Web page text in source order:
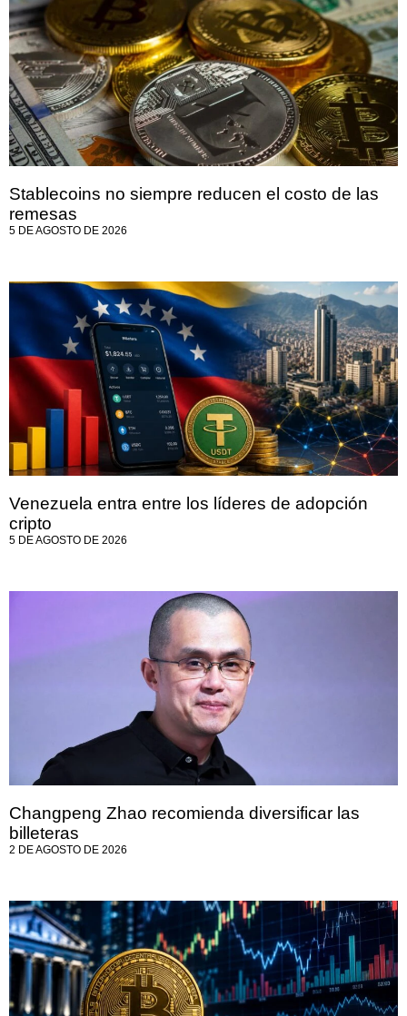
Stablecoins no siempre reducen el costo de las
remesas
5 DE AGOSTO DE 2026
Venezuela entra entre los líderes de adopción
cripto
5 DE AGOSTO DE 2026
Changpeng Zhao recomienda diversificar las
billeteras
2 DE AGOSTO DE 2026